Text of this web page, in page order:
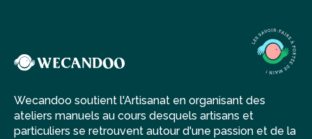
Wecandoo soutient l'Artisanat en organisant des
ateliers manuels au cours desquels artisans et
particuliers se retrouvent autour d'une passion et de la